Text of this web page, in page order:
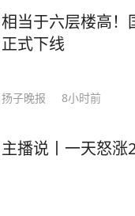
相当于六层楼高！
正式下线
扬子晚报 8小时前
主播说丨一天怒涨